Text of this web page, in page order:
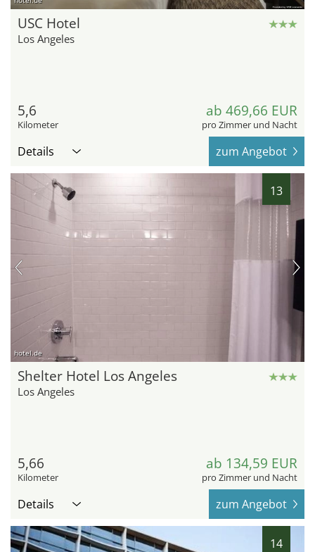
USC Hotel
Los Angeles
5,6
Kilometer
ab 469,66 EUR
pro Zimmer und Nacht
Details zum Angebot
13
hotel.de
Shelter Hotel Los Angeles
Los Angeles
5,66
Kilometer
ab 134,59 EUR
pro Zimmer und Nacht
Details zum Angebot
14